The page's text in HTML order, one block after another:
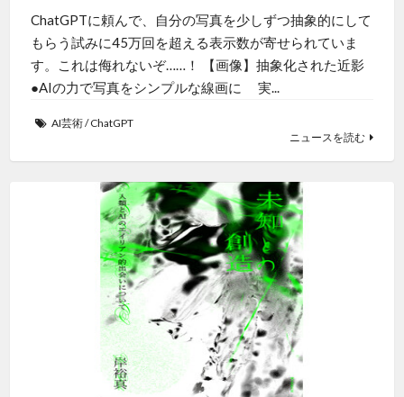
ChatGPTに頼んで、自分の写真を少しずつ抽象的にして
もらう試みに45万回を超える表示数が寄せられていま
す。これは侮れないぞ……！ 【画像】抽象化された近影
●AIの力で写真をシンプルな線画に 実...
AI芸術/ChatGPT
ニュースを読む